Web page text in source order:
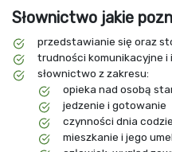
Słownictwo jakie
przedstawianie się oraz
trudności komunikacyjne i
słownictwo z zakresu:
opieka nad osobą
jedzenie i gotowanie
czynności dnia
mieszkanie i jego